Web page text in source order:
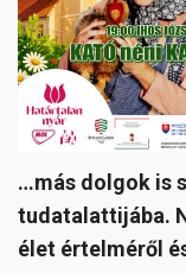
…más dolgok is
tudatalattijába.
élet értelméről